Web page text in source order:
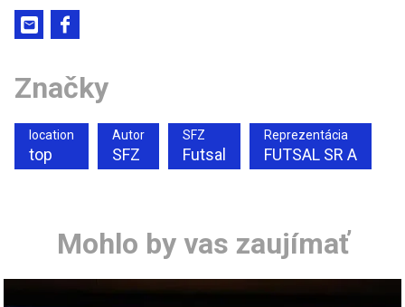
Značky
location
top
Autor
SFZ
SFZ
Futsal
Reprezentácia
FUTSAL SR A
Mohlo by vas zaujímať